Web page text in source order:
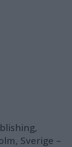
Sverige –